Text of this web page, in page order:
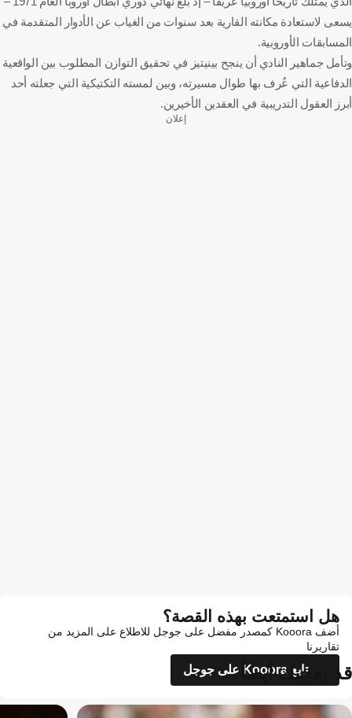
يسعى لاستعادة مكانته القارية بعد سنوات من الغياب عن الأدوار المتقدمة في
المسابقات الأوروبية.
وتأمل جماهير النادي أن ينجح بينيتيز في تحقيق التوازن المطلوب بين الواقعية
الدفاعية التي عُرف بها طوال مسيرته، وبين لمسته التكتيكية التي جعلته أحد
أبرز العقول التدريبية في العقدين الأخيرين.
إعلان
هل استمتعت بهذه القصة؟
أضف Kooora كمصدر مفضل على جوجل للاطلاع على المزيد من
تقاريرنا
تابع Kooora على جوجل
قد يعجبك أيضاً